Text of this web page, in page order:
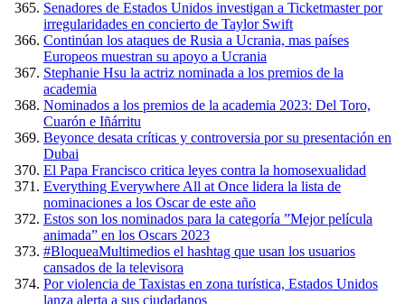
Senadores de Estados Unidos investigan a Ticketmaster por
irregularidades en concierto de Taylor Swift
Continúan los ataques de Rusia a Ucrania, mas países
Europeos muestran su apoyo a Ucrania
Stephanie Hsu la actriz nominada a los premios de la
academia
Nominados a los premios de la academia 2023: Del Toro,
Cuarón e Iñárritu
Beyonce desata críticas y controversia por su presentación en
Dubai
El Papa Francisco critica leyes contra la homosexualidad
Everything Everywhere All at Once lidera la lista de
nominaciones a los Oscar de este año
Estos son los nominados para la categoría ”Mejor película
animada” en los Oscars 2023
#BloqueaMultimedios el hashtag que usan los usuarios
cansados de la televisora
Por violencia de Taxistas en zona turística, Estados Unidos
lanza alerta a sus ciudadanos